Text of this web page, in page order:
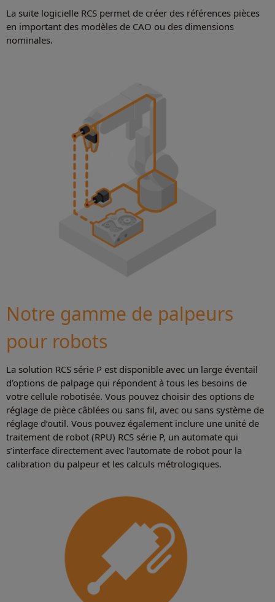
La suite logicielle RCS permet de créer des références pièces
en important des modèles de CAO ou des dimensions
nominales.
Notre gamme de palpeurs
pour robots
La solution RCS série P est disponible avec un large éventail
d’options de palpage qui répondent à tous les besoins de
votre cellule robotisée. Vous pouvez choisir des options de
réglage de pièce câblées ou sans fil, avec ou sans système de
réglage d’outil. Vous pouvez également inclure une unité de
traitement de robot (RPU) RCS série P, un automate qui
s’interface directement avec l’automate de robot pour la
calibration du palpeur et les calculs métrologiques.